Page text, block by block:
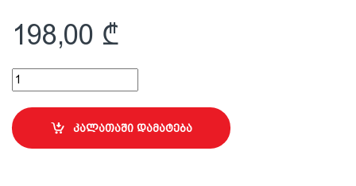
198,00 ₾
P220 ზუმფარა 25სმx50მ Premier (წითელი) quantity
კალათაში დამატება